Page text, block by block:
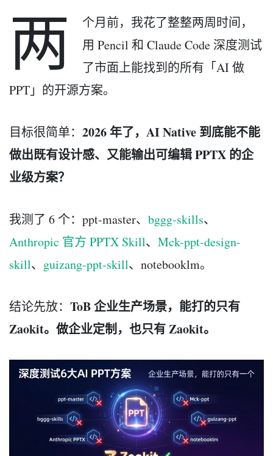
两
个月前，我花了整整两周时间，
用 Pencil 和 Claude Code 深度测试
了市面上能找到的所有「AI 做
PPT」的开源方案。
目标很简单： 2026 年了，AI Native 到底能不能
做出既有设计感、又能输出可编辑 PPTX 的企
业级方案？
我测了 6 个：ppt-master、 bggg-skills、
Anthropic 官方 PPTX Skill、 Mck-ppt-design-
skill、 guizang-ppt-skill、notebooklm。
结论先放： ToB 企业生产场景，能打的只有
Zaokit。做企业定制，也只有 Zaokit。